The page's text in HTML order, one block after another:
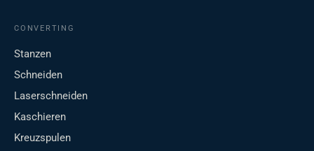
CONVERTING
Stanzen
Schneiden
Laserschneiden
Kaschieren
Kreuzspulen